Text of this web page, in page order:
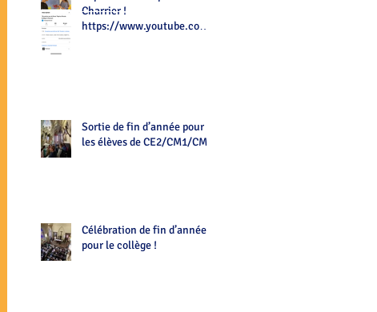
Charrier !
https://www.youtube.com/
Sortie de fin d’année pour
les élèves de CE2/CM1/CM2
Célébration de fin d’année
pour le collège !